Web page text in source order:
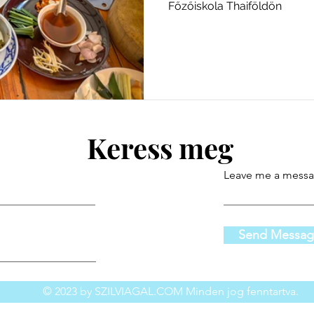
Főzőiskola Thaiföldön
Keress meg
Leave me a
Send
© 2023 by SZILVIAGAL.COM Minden jog fenntartva.